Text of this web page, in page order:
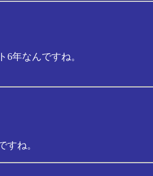
6年なんですね。
すね。